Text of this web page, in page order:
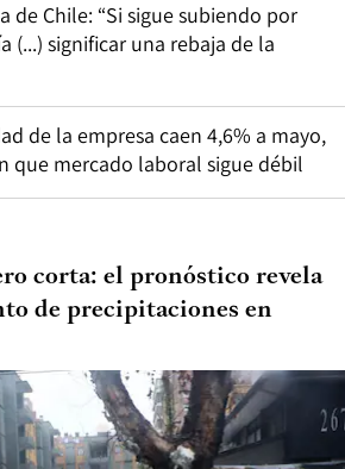
de Chile: “Si sigue subiendo por
(...) significar una rebaja de la
de la empresa caen 4,6% a mayo,
que mercado laboral sigue débil
corta: el pronóstico revela
de precipitaciones en